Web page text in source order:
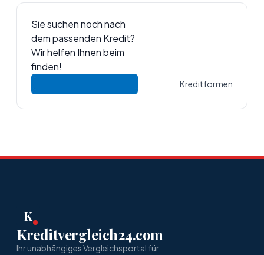
Sie suchen noch nach
dem passenden Kredit?
Wir helfen Ihnen beim
finden!
Kreditformen
K
Kreditvergleich24.com
Ihr unabhängiges Vergleichsportal für